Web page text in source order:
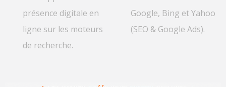
présence digitale en
ligne sur les moteurs
de recherche.
Google, Bing et Yahoo
(SEO & Google Ads).